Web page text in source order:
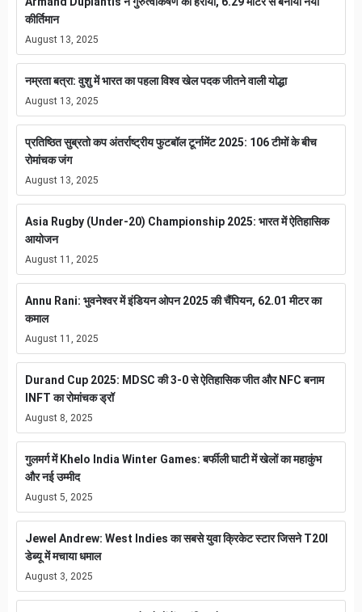
कीर्तिमान
August 13, 2025
नम्रता बत्रा: वुशु में भारत का पहला विश्व खेल पदक जीतने वाली योद्धा
August 13, 2025
प्रतिष्ठित सुब्रतो कप अंतर्राष्ट्रीय फुटबॉल टूर्नामेंट 2025: 106 टीमों के बीच
रोमांचक जंग
August 13, 2025
Asia Rugby (Under-20) Championship 2025: भारत में ऐतिहासिक
आयोजन
August 11, 2025
Annu Rani: भुवनेश्वर में इंडियन ओपन 2025 की चैंपियन, 62.01 मीटर का
कमाल
August 11, 2025
Durand Cup 2025: MDSC की 3-0 से ऐतिहासिक जीत और NFC बनाम
INFT का रोमांचक ड्रॉ
August 8, 2025
गुलमर्ग में Khelo India Winter Games: बर्फीली घाटी में खेलों का महाकुंभ
और नई उम्मीद
August 5, 2025
Jewel Andrew: West Indies का सबसे युवा क्रिकेट स्टार जिसने T20I
डेब्यू में मचाया धमाल
August 3, 2025